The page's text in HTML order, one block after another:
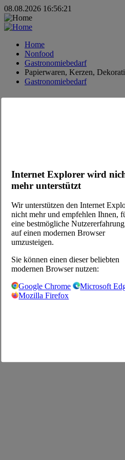
Internet Explorer wird
mehr unterstützt
Wir unterstützen den Internet
nicht mehr und empfehlen Ihnen,
eine bestmögliche
auf einen modernen Browser
umzusteigen.
Sie können einen dieser beliebten
modernen Browser nutzen:
Google Chrome
Microsoft
Mozilla Firefox
08.08.2026 16:56:21
Home
Nonfood
Gastronomiebedarf
Papierwaren, Kerzen,
Gastronomiebedarf
MODERNE FOOD
Kontakt
+49 (30) 2639 258 90
hello@jointhepool.de
@thepool.chefscompanion
Shop
Impressum
AGB
Datenschutz
Datenschutzeinstellungen
FAQ